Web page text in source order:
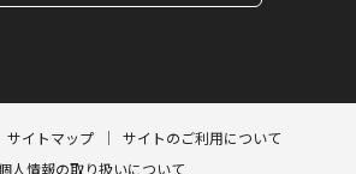
サイトマップ
サイトのご利用について
人情報の取り扱いについて